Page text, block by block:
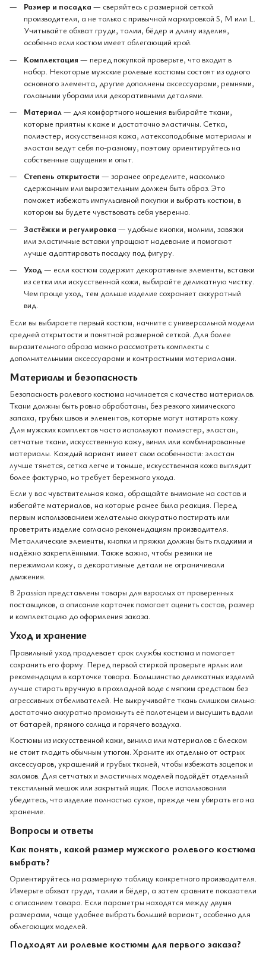
Размер и посадка — сверяйтесь с размерной сеткой
производителя, а не только с привычной маркировкой S, M или L.
Учитывайте обхват груди, талии, бёдер и длину изделия,
особенно если костюм имеет облегающий крой.
Комплектация — перед покупкой проверьте, что входит в
набор. Некоторые мужские ролевые костюмы состоят из одного
основного элемента, другие дополнены аксессуарами, ремнями,
головными уборами или декоративными деталями.
Материал— для комфортного ношения выбирайте ткани,
которые приятны к коже и достаточно эластичны. Сетка,
полиэстер, искусственная кожа, латексоподобные материалы и
эластан ведут себя по-разному, поэтому ориентируйтесь на
собственные ощущения и опыт.
Степень открытости — заранее определите, насколько
сдержанным или выразительным должен быть образ. Это
поможет избежать импульсивной покупки и выбрать костюм, в
котором вы будете чувствовать себя уверенно.
Застёжки и регулировка — удобные кнопки, молнии, завязки
или эластичные вставки упрощают надевание и помогают
лучше адаптировать посадку под фигуру.
Уход — если костюм содержит декоративные элементы, вставки
из сетки или искусственной кожи, выбирайте деликатную чистку.
Чем проще уход, тем дольше изделие сохраняет аккуратный
вид.
Если вы выбираете первый костюм, начните с универсальной модели
средней открытости и понятной размерной сеткой. Для более
выразительного образа можно рассмотреть комплекты с
дополнительными аксессуарами и контрастными материалами.
Материалы и безопасность
Безопасность ролевого костюма начинается с качества материалов.
Ткани должны быть ровно обработаны, без резкого химического
запаха, грубых швов и элементов, которые могут натирать кожу.
Для мужских комплектов часто используют полиэстер, эластан,
сетчатые ткани, искусственную кожу, винил или комбинированные
материалы. Каждый вариант имеет свои особенности: эластан
лучше тянется, сетка легче и тоньше, искусственная кожа выглядит
более фактурно, но требует бережного ухода.
Если у вас чувствительная кожа, обращайте внимание на состав и
избегайте материалов, на которые ранее была реакция. Перед
первым использованием желательно аккуратно постирать или
проветрить изделие согласно рекомендациям производителя.
Металлические элементы, кнопки и пряжки должны быть гладкими и
надёжно закреплёнными. Также важно, чтобы резинки не
пережимали кожу, а декоративные детали не ограничивали
движения.
В 2passion представлены товары для взрослых от проверенных
поставщиков, а описание карточек помогает оценить состав, размер
и комплектацию до оформления заказа.
Уход и хранение
Правильный уход продлевает срок службы костюма и помогает
сохранить его форму. Перед первой стиркой проверьте ярлык или
рекомендации в карточке товара. Большинство деликатных изделий
лучше стирать вручную в прохладной воде с мягким средством без
агрессивных отбеливателей. Не выкручивайте ткань слишком сильно:
достаточно аккуратно промокнуть её полотенцем и высушить вдали
от батарей, прямого солнца и горячего воздуха.
Костюмы из искусственной кожи, винила или материалов с блеском
не стоит гладить обычным утюгом. Храните их отдельно от острых
аксессуаров, украшений и грубых тканей, чтобы избежать зацепок и
заломов. Для сетчатых и эластичных моделей подойдёт отдельный
текстильный мешок или закрытый ящик. После использования
убедитесь, что изделие полностью сухое, прежде чем убирать его на
хранение.
Вопросы и ответы
Как понять, какой размер мужского ролевого костюма
выбрать?
Ориентируйтесь на размерную таблицу конкретного производителя.
Измерьте обхват груди, талии и бёдер, а затем сравните показатели
с описанием товара. Если параметры находятся между двумя
размерами, чаще удобнее выбрать больший вариант, особенно для
облегающих моделей.
Подходят ли ролевые костюмы для первого заказа?